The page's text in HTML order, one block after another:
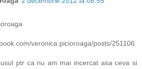
veronica.picioroaga/posts/251106
ptr ca nu am mai incercat asa ceva si